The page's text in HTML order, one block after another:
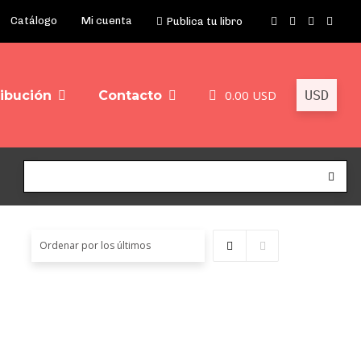
Catálogo Mi cuenta Publica tu libro
Contacto 0.00 USD